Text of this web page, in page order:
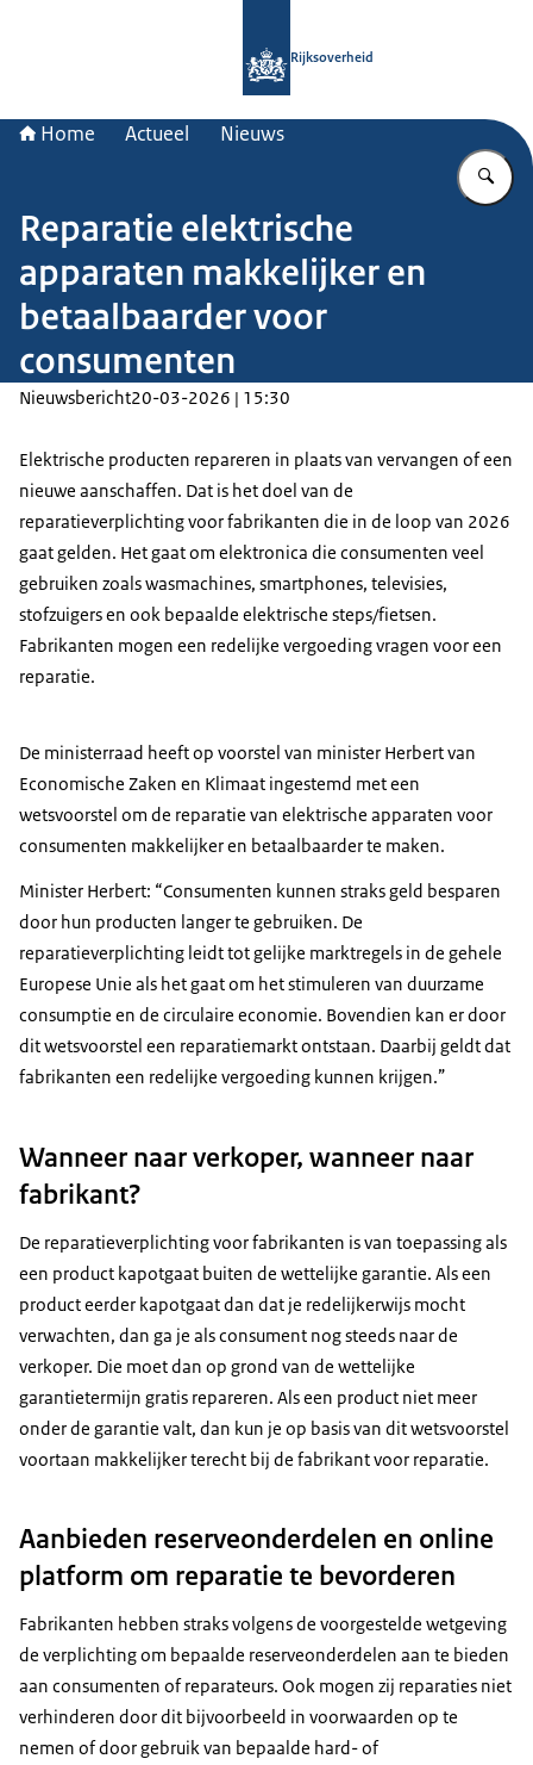
Rijksoverheid
Home Actueel Nieuws
Reparatie elektrische
apparaten makkelijker en
betaalbaarder voor
consumenten
Nieuwsbericht20-03-2026 | 15:30
Elektrische producten repareren in plaats van vervangen of een
nieuwe aanschaffen. Dat is het doel van de
reparatieverplichting voor fabrikanten die in de loop van 2026
gaat gelden. Het gaat om elektronica die consumenten veel
gebruiken zoals wasmachines, smartphones, televisies,
stofzuigers en ook bepaalde elektrische steps/fietsen.
Fabrikanten mogen een redelijke vergoeding vragen voor een
reparatie.
De ministerraad heeft op voorstel van minister Herbert van
Economische Zaken en Klimaat ingestemd met een
wetsvoorstel om de reparatie van elektrische apparaten voor
consumenten makkelijker en betaalbaarder te maken.
Minister Herbert: “Consumenten kunnen straks geld besparen
door hun producten langer te gebruiken. De
reparatieverplichting leidt tot gelijke marktregels in de gehele
Europese Unie als het gaat om het stimuleren van duurzame
consumptie en de circulaire economie. Bovendien kan er door
dit wetsvoorstel een reparatiemarkt ontstaan. Daarbij geldt dat
fabrikanten een redelijke vergoeding kunnen krijgen.”
Wanneer naar verkoper, wanneer naar
fabrikant?
De reparatieverplichting voor fabrikanten is van toepassing als
een product kapotgaat buiten de wettelijke garantie. Als een
product eerder kapotgaat dan dat je redelijkerwijs mocht
verwachten, dan ga je als consument nog steeds naar de
verkoper. Die moet dan op grond van de wettelijke
garantietermijn gratis repareren. Als een product niet meer
onder de garantie valt, dan kun je op basis van dit wetsvoorstel
voortaan makkelijker terecht bij de fabrikant voor reparatie.
Aanbieden reserveonderdelen en online
platform om reparatie te bevorderen
Fabrikanten hebben straks volgens de voorgestelde wetgeving
de verplichting om bepaalde reserveonderdelen aan te bieden
aan consumenten of reparateurs. Ook mogen zij reparaties niet
verhinderen door dit bijvoorbeeld in voorwaarden op te
nemen of door gebruik van bepaalde hard- of